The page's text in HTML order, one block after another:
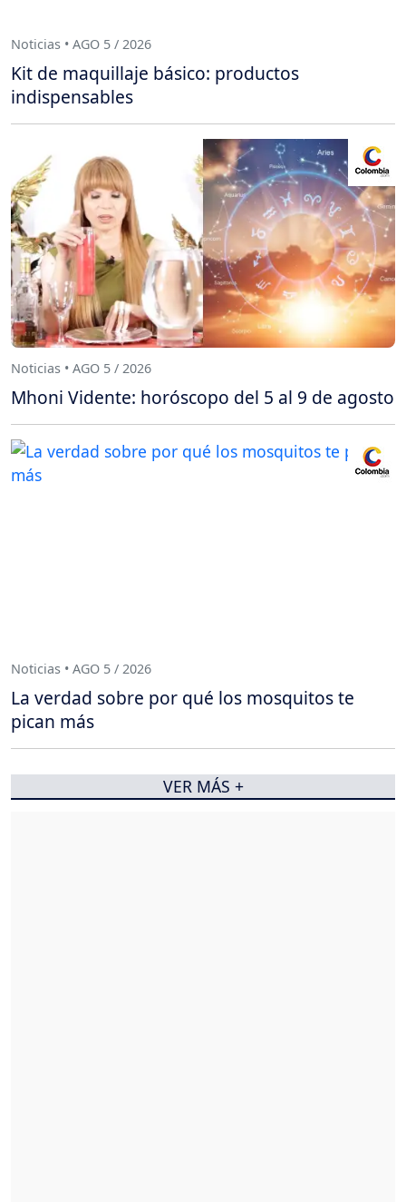
Noticias • AGO 5 / 2026
Kit de maquillaje básico: productos
indispensables
Noticias • AGO 5 / 2026
Mhoni Vidente: horóscopo del 5 al 9 de agosto
Noticias • AGO 5 / 2026
La verdad sobre por qué los mosquitos te
pican más
VER MÁS +